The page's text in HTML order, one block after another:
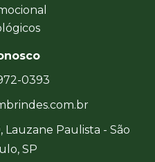
0393
Lauzane Paulista - São
SP